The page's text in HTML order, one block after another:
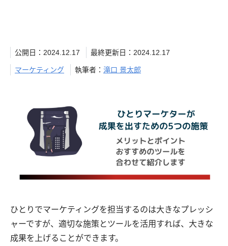
公開日：2024.12.17 最終更新日：2024.12.17
マーケティング 執筆者： 滝口 景太郎
ひとりでマーケティングを担当するのは大きなプレッシ
ャーですが、適切な施策とツールを活用すれば、大きな
成果を上げることができます。